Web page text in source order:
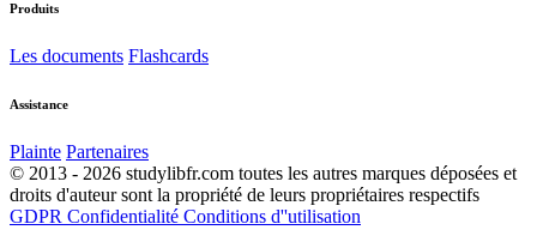
Produits
Les documents Flashcards
Assistance
Plainte Partenaires
© 2013 - 2026 studylibfr.com toutes les autres marques déposées et
droits d'auteur sont la propriété de leurs propriétaires respectifs
GDPR Confidentialité Conditions d''utilisation